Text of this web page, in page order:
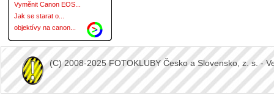
Vyměnit Canon EOS...
Jak se starat o...
objektívy na canon...
(C) 2008-2025 FOTOKLUBY Česko a Slovensko, z. s. -